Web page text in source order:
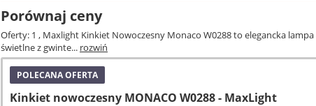
Porównaj ceny
Oferty: 1 , Maxlight Kinkiet Nowoczesny Monaco W0288 to elegancka
świetlne z gwinte... rozwiń
POLECANA OFERTA
Kinkiet nowoczesny MONACO W0288 - MaxLight